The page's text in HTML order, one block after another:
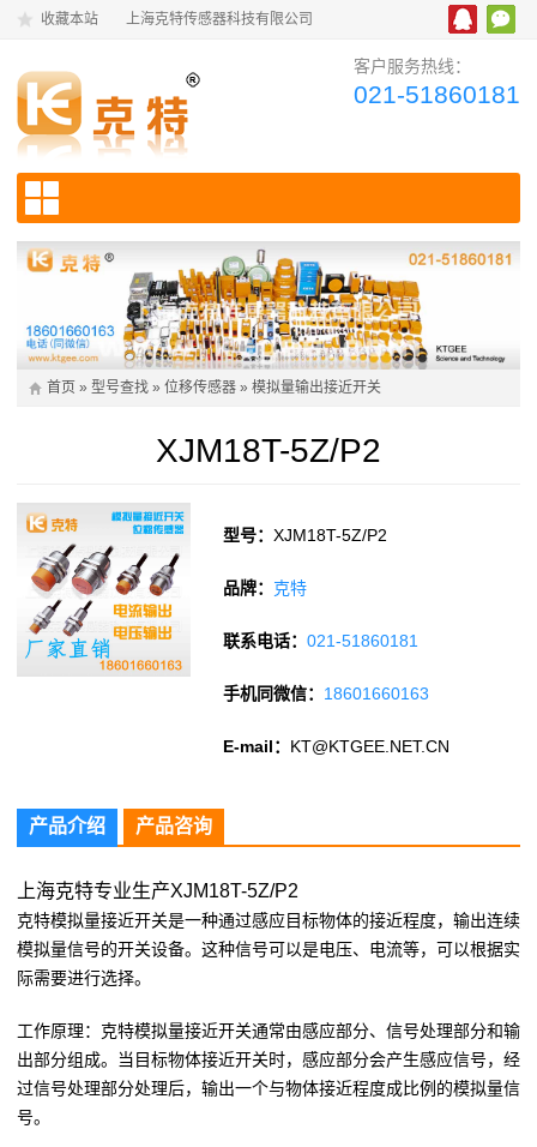
收藏本站 上海克特传感器科技有限公司
客户服务热线：
021-51860181
首页 » 型号查找 » 位移传感器 » 模拟量输出接近开关
XJM18T-5Z/P2
型号：XJM18T-5Z/P2
品牌： 克特
联系电话：021-51860181
手机同微信： 18601660163
E-mail： KT@KTGEE.NET.CN
产品介绍 产品咨询
上海克特专业生产XJM18T-5Z/P2
克特模拟量接近开关是一种通过感应目标物体的接近程度，输出连续
模拟量信号的开关设备。这种信号可以是电压、电流等，可以根据实
际需要进行选择。
工作原理：克特模拟量接近开关通常由感应部分、信号处理部分和输
出部分组成。当目标物体接近开关时，感应部分会产生感应信号，经
过信号处理部分处理后，输出一个与物体接近程度成比例的模拟量信
号。